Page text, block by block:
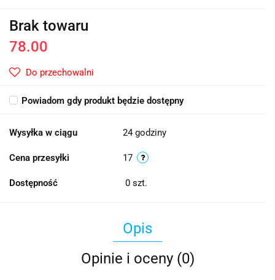
Brak towaru
78.00
Do przechowalni
Powiadom gdy produkt będzie dostępny
Wysyłka w ciągu 24 godziny
Cena przesyłki 17
Dostępność 0 szt.
Opis
Opinie i oceny (0)